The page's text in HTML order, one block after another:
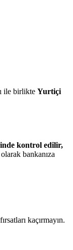
ile birlikte Yurtiçi
kontrol edilir,
bankanıza
kaçırmayın.